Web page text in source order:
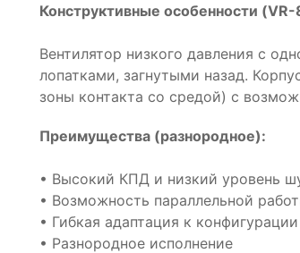
Конструктивные особенности
Вентилятор низкого давления с
лопатками, загнутыми назад.
зоны контакта со средой) с
Преимущества (разнородное):
• Высокий КПД и низкий уровень
• Возможность параллельной
• Гибкая адаптация к
• Разнородное исполнение